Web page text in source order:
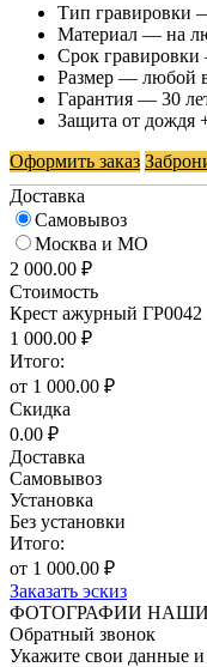
Тип гравировки
Материал — на
Срок гравировки
Размер — любой
Гарантия — 30
Защита от дождя
Оформить заказ
Доставка
Самовывоз
Москва и МО
2 000.00 ₽
Стоимость
Крест ажурный ГР0042
1 000.00 ₽
Итого:
от 1 000.00 ₽
Скидка
0.00 ₽
Доставка
Самовывоз
Установка
Без установки
Итого:
от 1 000.00 ₽
Заказать эскиз
ФОТОГРАФИИ
Обратный звонок
Укажите свои данные